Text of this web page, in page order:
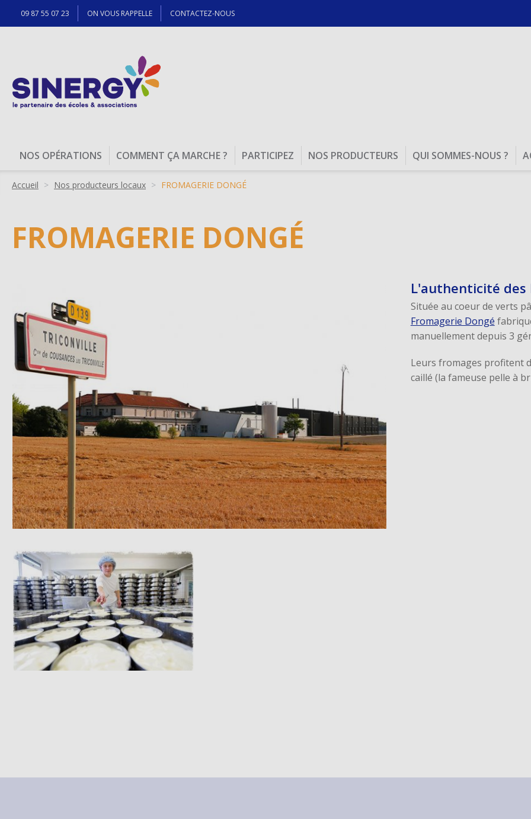
09 87 55 07 23 ON VOUS RAPPELLE CONTACTEZ-NOUS
NOS OPÉRATIONS
Situé en Hollande, notre partenaire est un producteur
Pâques à Croquer
Au fil de nos rencontres, nous avons sélectionné des
chocolatiers, des pâtissiers et des...
DÉCOUVRIR
Bulbes de Printemps
qui propose des bulbes issus de ses...
Saucissons et saveurs du Sud
Des épices, des olives, des huiles, des sirops ou encore
des légumes et des condiments...
DÉCOUVRIR
COMMENT ÇA MARCHE ? PARTICIPEZ NOS PRODUCTEURS QUI SOMMES-NOUS ?
Fil
Accueil Nos producteurs locaux FROMAGERIE DONGÉ
FROMAGERIE DONGÉ
L'authenticité des
Située au coeur de verts
Fromagerie Dongé
manuellement depuis 3
Leurs fromages profitent
caillé (la fameuse pelle à